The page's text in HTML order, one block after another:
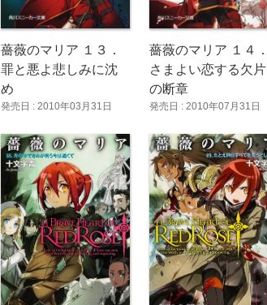
薔薇のマリア １３．
罪と悪よ悲しみに沈
め
発売日 : 2010年03月31日
薔薇のマリア １４．
さまよい恋する欠片
の断章
発売日 : 2010年07月31日